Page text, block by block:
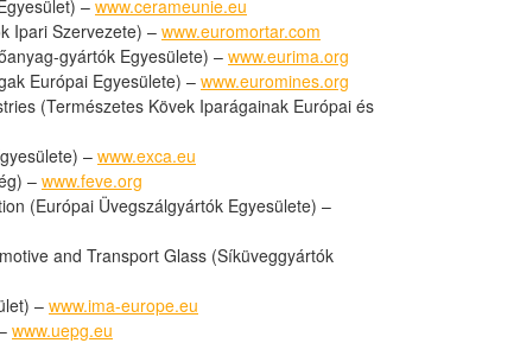
– www.cerameunie.eu
Ipari Szervezete) – www.euromortar.com
gyártók Egyesülete) – www.eurima.org
Európai Egyesülete) – www.euromines.org
(Természetes Kövek Iparágainak Európai és
– www.exca.eu
– www.feve.org
(Európai Üvegszálgyártók Egyesülete) –
and Transport Glass (Síküveggyártók
–www.ima-europe.eu
www.uepg.eu